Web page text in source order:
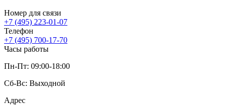
Номер для связи
+7 (495) 223-01-07
Телефон
+7 (495) 700-17-70
Часы работы
Пн-Пт: 09:00-18:00
Сб-Вс: Выходной
Адрес